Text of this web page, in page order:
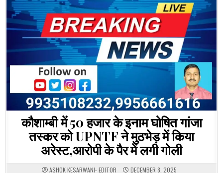
कौशाम्बी में 50 हजार के इनाम घोषित गांजा
तस्कर को UPNTF ने मुठभेड़ में किया
अरेस्ट,आरोपी के पैर में लगी गोली
ASHOK KESARWANI- EDITOR DECEMBER 8, 2025